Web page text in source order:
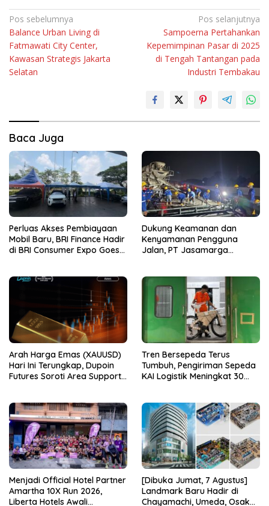
Navigasi
pos
Pos sebelumnya
Balance Urban Living di
Fatmawati City Center,
Kawasan Strategis Jakarta
Selatan
Pos selanjutnya
Sampoerna Pertahankan
Kepemimpinan Pasar di 2025
di Tengah Tantangan pada
Industri Tembakau
Baca Juga
Perluas Akses Pembiayaan
Mobil Baru, BRI Finance Hadir
di BRI Consumer Expo Goes
Dukung Keamanan dan
Kenyamanan Pengguna
Jalan, PT Jasamarga
Preservasi di Ruas Jalan Tol
Jagorawi
Arah Harga Emas (XAUUSD)
Hari Ini Terungkap, Dupoin
Futures Soroti Area Support
Tren Bersepeda Terus
Tumbuh, Pengiriman Sepeda
KAI Logistik Meningkat 30
Menjadi Official Hotel Partner
Amartha 10X Run 2026,
Liberta Hotels Awali
[Dibuka Jumat, 7 Agustus]
Landmark Baru Hadir di
Chayamachi, Umeda, Osaka!